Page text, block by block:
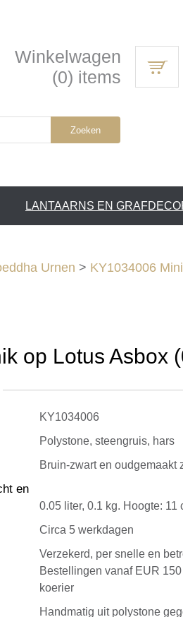
Winkelwagen
(0) items
Zoeken
LANTAARNS EN
Urnen > KY1034006
op Lotus Asbox
KY1034006
Polystone, steengruis, hars
Bruin-zwart en oudgemaakt
en
0.05 liter, 0.1 kg. Hoogte: 11
Circa 5 werkdagen
Verzekerd, per snelle en
Bestellingen vanaf EUR
koerier
Handmatig uit polystone